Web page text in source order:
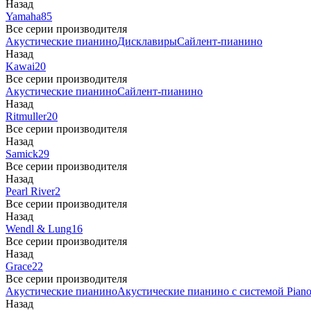
Назад
Yamaha85
Все серии производителя
Акустические пианиноДисклавирыСайлент-пианино
Назад
Kawai20
Все серии производителя
Акустические пианиноСайлент-пианино
Назад
Ritmuller20
Все серии производителя
Назад
Samick29
Все серии производителя
Назад
Pearl River2
Все серии производителя
Назад
Wendl & Lung16
Все серии производителя
Назад
Grace22
Все серии производителя
Акустические пианиноАкустические пианино с системой
Назад